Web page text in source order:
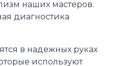
наших мастеров.
диагностика
в надежных руках
используют